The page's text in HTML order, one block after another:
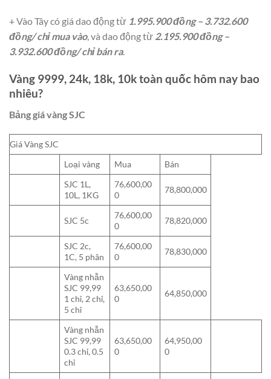
+ Vào Tây có giá dao động từ 1.995.900 đồng – 3.732.600
đồng/ chỉ mua vào, và dao động từ 2.195.900 đồng –
3.932.600 đồng/ chỉ bán ra.
Vàng 9999, 24k, 18k, 10k toàn quốc hôm nay bao
nhiêu?
Bảng giá vàng SJC
Giá Vàng SJC
Loại vàng
Mua
Bán
SJC 1L,
10L, 1KG
76,600,00
0
78,800,000
SJC 5c
76,600,00
0
78,820,000
SJC 2c,
1C, 5 phân
76,600,00
0
78,830,000
Vàng nhẫn
SJC 99,99
1 chỉ, 2 chỉ,
5 chỉ
63,650,00
0
64,850,000
Vàng nhẫn
SJC 99,99
0.3 chỉ, 0.5
chỉ
63,650,00
0
64,950,00
0